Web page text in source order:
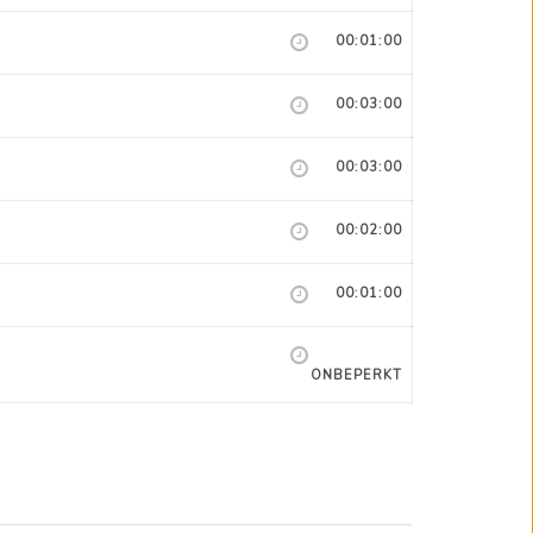
00:01:00
00:03:00
00:03:00
00:02:00
00:01:00
ONBEPERKT